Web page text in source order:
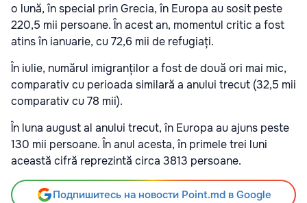
o lună, în special prin Grecia, în Europa au sosit peste
220,5 mii persoane. În acest an, momentul critic a fost
atins în ianuarie, cu 72,6 mii de refugiați.
În iulie, numărul imigranților a fost de două ori mai mic,
comparativ cu perioada similară a anului trecut (32,5 mii
comparativ cu 78 mii).
În luna august al anului trecut, în Europa au ajuns peste
130 mii persoane. În anul acesta, în primele trei luni
această cifră reprezintă circa 3813 persoane.
Подпишитесь на новости Point.md в Google